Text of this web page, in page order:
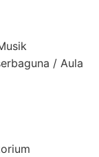
/ Aula